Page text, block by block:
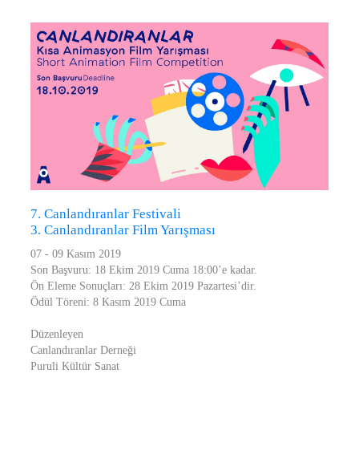
7. Canlandıranlar Festivali
3. Canlandıranlar Film Yarışması
07 - 09 Kasım 2019
Son Başvuru: 18 Ekim 2019 Cuma 18:00’e kadar.
Ön Eleme Sonuçları: 28 Ekim 2019 Pazartesi’dir.
Ödül Töreni: 8 Kasım 2019 Cuma
Düzenleyen
Canlandıranlar Derneği
Puruli Kültür Sanat